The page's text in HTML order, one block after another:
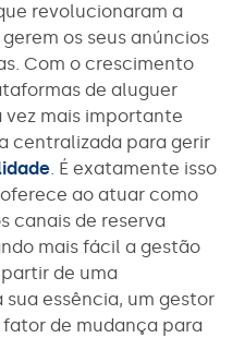
revolucionaram a
os seus anúncios
Com o crescimento
de aluguer
vez mais importante
centralizada para gerir
. É exatamente isso
ao atuar como
canais de reserva
mais fácil a gestão
de uma
essência, um gestor
de mudança para